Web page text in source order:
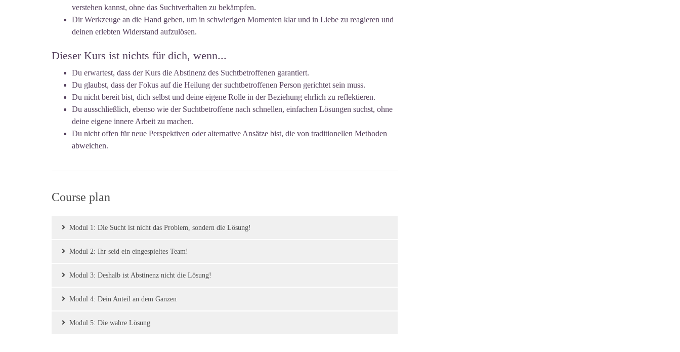
verstehen kannst, ohne das Suchtverhalten zu bekämpfen.
Dir Werkzeuge an die Hand geben, um in schwierigen Momenten klar und in Liebe zu reagieren und
deinen erlebten Widerstand aufzulösen.
Dieser Kurs ist nichts für dich, wenn...
Du erwartest, dass der Kurs die Abstinenz des Suchtbetroffenen garantiert.
Du glaubst, dass der Fokus auf die Heilung der suchtbetroffenen Person gerichtet sein muss.
Du nicht bereit bist, dich selbst und deine eigene Rolle in der Beziehung ehrlich zu reflektieren.
Du ausschließlich, ebenso wie der Suchtbetroffene nach schnellen, einfachen Lösungen suchst, ohne
deine eigene innere Arbeit zu machen.
Du nicht offen für neue Perspektiven oder alternative Ansätze bist, die von traditionellen Methoden
abweichen.
Course plan
Modul 1: Die Sucht ist nicht das Problem, sondern die Lösung!
Modul 2: Ihr seid ein eingespieltes Team!
Modul 3: Deshalb ist Abstinenz nicht die Lösung!
Modul 4: Dein Anteil an dem Ganzen
Modul 5: Die wahre Lösung